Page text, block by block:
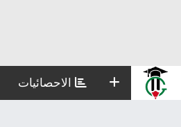
الاحصائيات